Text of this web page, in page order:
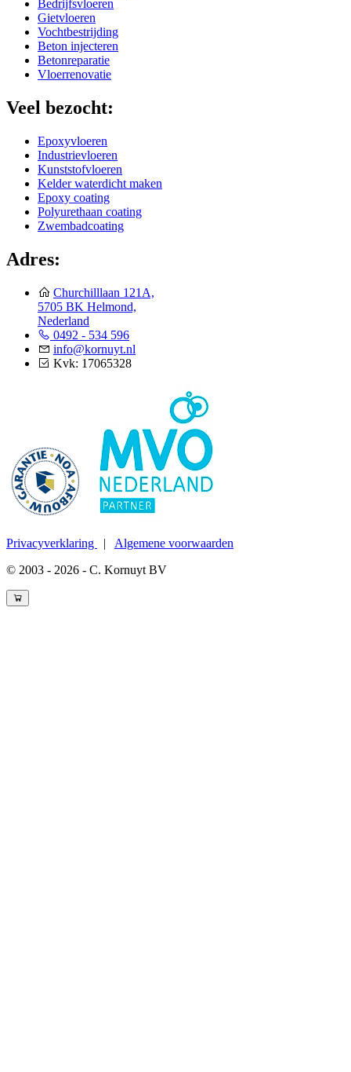
Bedrijfsvloeren
Gietvloeren
Vochtbestrijding
Beton injecteren
Betonreparatie
Vloerrenovatie
Veel bezocht:
Epoxyvloeren
Industrievloeren
Kunststofvloeren
Kelder waterdicht maken
Epoxy coating
Polyurethaan coating
Zwembadcoating
Adres:
Churchilllaan 121A,
5705 BK Helmond,
Nederland
0492 - 534 596
info@kornuyt.nl
Kvk: 17065328
Privacyverklaring | Algemene voorwaarden
© 2003 - 2026 - C. Kornuyt BV